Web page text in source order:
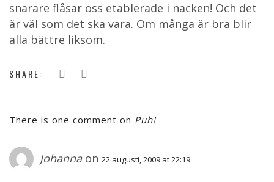
snarare flåsar oss etablerade i nacken! Och det
är väl som det ska vara. Om många är bra blir
alla bättre liksom.
SHARE:
There is one comment on Puh!
Johanna on 22 augusti, 2009 at 22:19